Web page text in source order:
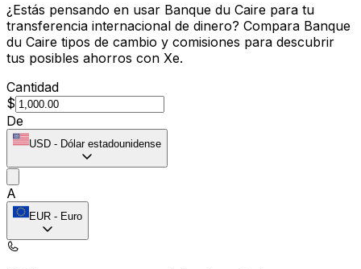
¿Estás pensando en usar Banque du Caire para tu
transferencia internacional de dinero? Compara Banque
du Caire tipos de cambio y comisiones para descubrir
tus posibles ahorros con Xe.
Cantidad
$
De
USD - Dólar estadounidense
A
EUR - Euro